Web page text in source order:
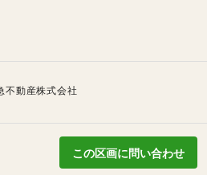
この区画に問い合わせ
不動産株式会社